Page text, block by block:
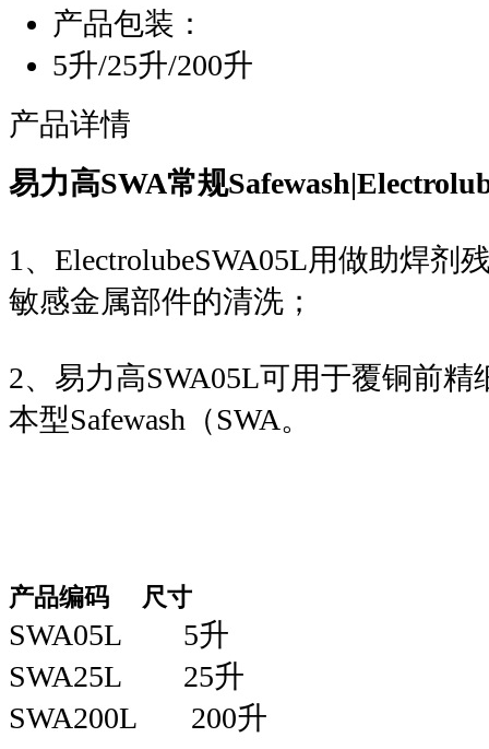
产品包装：
5升/25升/200升
产品详情
易力高SWA常规
1、ElectrolubeSWA05L用做助焊剂
敏感金属部件的清洗；
2、易力高SWA05L可用于覆铜前
本型Safewash（SWA。
产品编码 尺寸
SWA05L 5升
SWA25L 25升
SWA200L 200升